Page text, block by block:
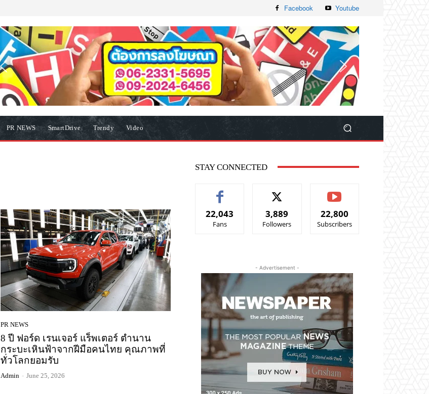
Facebook Youtube
PR NEWS SmartDrive Trendy Video
PR NEWS
8 ปี ฟอร์ด เรนเจอร์ แร็พเตอร์ ตำนาน
กระบะเหินฟ้าจากฝีมือคนไทย คุณภาพที่
ทั่วโลกยอมรับ
Admin - June 25, 2026
STAY CONNECTED
22,043
Fans
3,889
Followers
22,800
Subscribers
- Advertisement -